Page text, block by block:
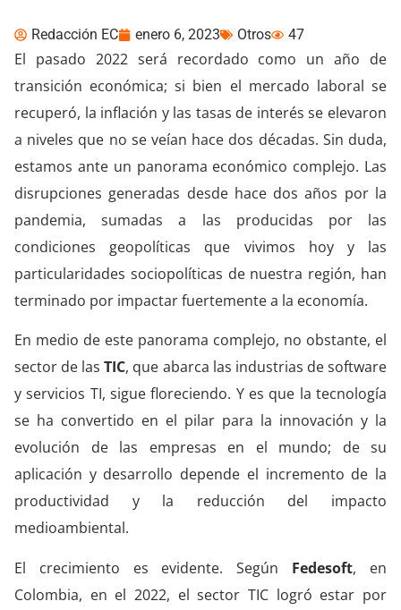
Redacción EC enero 6, 2023 Otros 47
El pasado 2022 será recordado como un año de
transición económica; si bien el mercado laboral se
recuperó, la inflación y las tasas de interés se elevaron
a niveles que no se veían hace dos décadas. Sin duda,
estamos ante un panorama económico complejo. Las
disrupciones generadas desde hace dos años por la
pandemia, sumadas a las producidas por las
condiciones geopolíticas que vivimos hoy y las
particularidades sociopolíticas de nuestra región, han
terminado por impactar fuertemente a la economía.
En medio de este panorama complejo, no obstante, el
sector de lasTIC, que abarca las industrias de software
y servicios TI, sigue floreciendo. Y es que la tecnología
se ha convertido en el pilar para la innovación y la
evolución de las empresas en el mundo; de su
aplicación y desarrollo depende el incremento de la
productividad y la reducción del impacto
medioambiental.
El crecimiento es evidente. Según Fedesoft, en
Colombia, en el 2022, el sector TIC logró estar por